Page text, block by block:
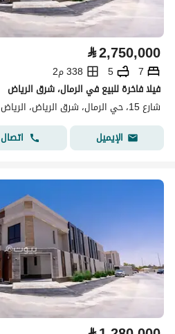
⃁2,750,000
7
5
338 م2
فيلا فاخرة للبيع في الرمال، شرق الرياض
شارع 15، حي الرمال، شرق الرياض، الرياض
الإيميل
اتصال